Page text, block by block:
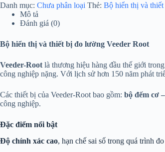
Danh mục: Chưa phân loại Thẻ: Bộ hiển thị và
Mô tả
Đánh giá (0)
Bộ hiển thị và thiết bị đo lường Veeder Root
Veeder-Root là thương hiệu hàng đầu thế giới
công nghiệp nặng. Với lịch sử hơn 150 năm phát
Các thiết bị của Veeder-Root bao gồm: bộ đếm cơ
công nghiệp.
Đặc điểm nổi bật
Độ chính xác cao, hạn chế sai số trong quá trình